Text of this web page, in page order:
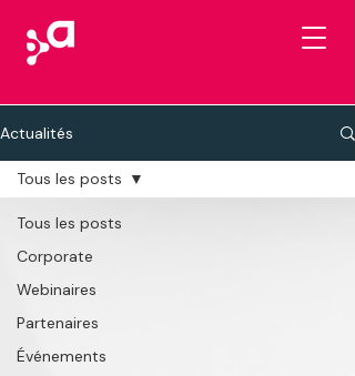
Actualités
Tous les posts
Corporate
Webinaires
Partenaires
Événements
Tous les posts